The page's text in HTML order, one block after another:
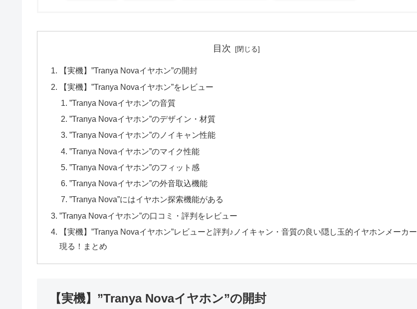
目次
【実機】”Tranya Novaイヤホン”の開封
【実機】”Tranya Novaイヤホン”をレビュー
”Tranya Novaイヤホン”の音質
”Tranya Novaイヤホン”のデザイン・材質
”Tranya Novaイヤホン”のノイキャン性能
”Tranya Novaイヤホン”のマイク性能
”Tranya Novaイヤホン”のフィット感
”Tranya Novaイヤホン”の外音取込機能
”Tranya Nova”にはイヤホン探索機能がある
”Tranya Novaイヤホン”の口コミ・評判をレビュー
【実機】”Tranya Novaイヤホン”レビューと評判♪ノイキャン・音質の良い隠し玉的イヤホンメーカー
現る！まとめ
【実機】”Tranya Novaイヤホン”の開封